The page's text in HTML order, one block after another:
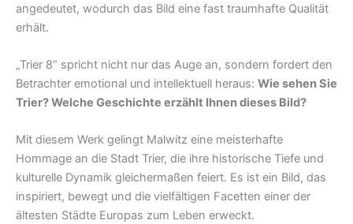
angedeutet, wodurch das Bild eine fast traumhafte Qualität
erhält.
„Trier 8“ spricht nicht nur das Auge an, sondern fordert den
Betrachter emotional und intellektuell heraus: Wie sehen Sie
Trier? Welche Geschichte erzählt Ihnen dieses Bild?
Mit diesem Werk gelingt Malwitz eine meisterhafte
Hommage an die Stadt Trier, die ihre historische Tiefe und
kulturelle Dynamik gleichermaßen feiert. Es ist ein Bild, das
inspiriert, bewegt und die vielfältigen Facetten einer der
ältesten Städte Europas zum Leben erweckt.